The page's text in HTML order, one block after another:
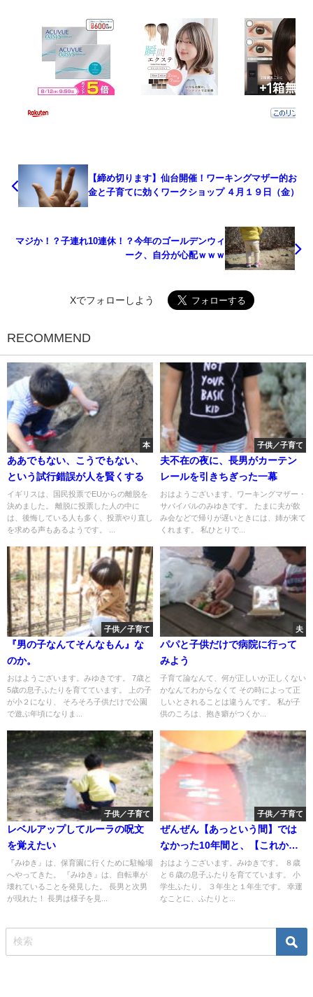
【締め切ります】仙台開催！ワーキングマザー的お
金と子育てに効くワークショップ ４月１９日（金）
マジか！？子連れ10連休！？今年のゴールデンウィ
ーク、自分が心配ｗｗｗ
Xでフォローしよう
RECOMMEND
本
ああでもない、こうでもない、
という試行錯誤が人を賢くする
イギリスは、国民投票でEUからの離脱を
決めました。 離脱に投票した人の中に
は、後悔している人も多く、投票やり直し
を求める声もあるようです。 ...
子供／子育て
夫不在の夜に、長男がカーテン
レールを引きちぎった一幕
おはようございます。ワーキングマザー・
サバイバルのみゆきです。 たまに夫が飲
み会などで帰りが遅いときには、姉が来て
くれます。 私ひとりで...
子供／子育て
『男の子なんてそんなもん』な
のか。
おはようございます。みゆきです。 7歳と
5歳の息子ふたりを育てています。 上の子
が小２になり、 そろそろ子供だけで公園
で遊ぶ年頃になりま...
夫
パパと子供だけで病院に行って
みよう
子育て論なんて、何が正しいか正しくない
かなんてわからなくて その時によって正
しいとされることは違うんです。 私が子
供のころは、抱き癖がつくか...
子供／子育て
レベルアップしてルーラの呪文
を覚えたい
『みゆき』は、保育園に行くために駐輪場
へやってきた。 『みゆき』は、自転車が
壊れていることを発見した。 長男と次男
が現れた！ 長男は様子を見...
子供／子育て
ぜんぜん【あっという間】では
なかった10年間と、【これか
ら】への心の準備
おはようございます。みゆきです。 ８歳
と６歳の息子ふたりを育てています。 小
学生ふたり。 ３年生と１年生です。 幸運
なことに、ふたりと...